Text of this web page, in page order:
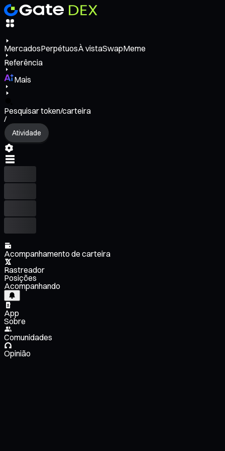
MercadosPerpétuosÀ vistaSwapMeme
Referência
Mais
Pesquisar token/carteira
/
Atividade
Acompanhamento de carteira
Rastreador
Posições
Acompanhando
App
Sobre
Comunidades
Opinião